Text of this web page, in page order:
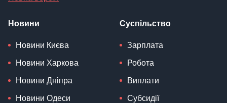
Новини
Новини Києва
Новини Харкова
Новини Дніпра
Новини Одеси
Суспільство
Зарплата
Робота
Виплати
Субсидії